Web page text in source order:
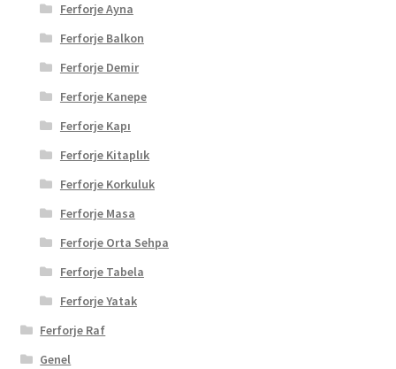
Ferforje Ayna
Ferforje Balkon
Ferforje Demir
Ferforje Kanepe
Ferforje Kapı
Ferforje Kitaplık
Ferforje Korkuluk
Ferforje Masa
Ferforje Orta Sehpa
Ferforje Tabela
Ferforje Yatak
Ferforje Raf
Genel